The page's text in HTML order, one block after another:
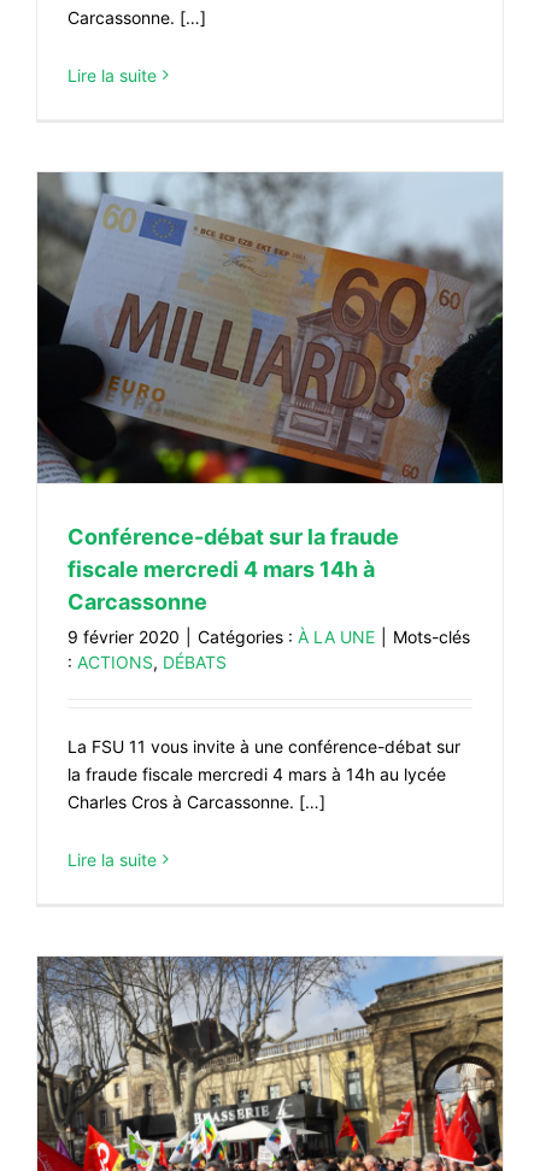
Carcassonne. […]
Lire la suite
Conférence-débat sur la fraude
fiscale mercredi 4 mars 14h à
Carcassonne
9 février 2020 Catégories : À LA UNE
Mots-clés
: ACTIONS, DÉBATS
La FSU 11 vous invite à une conférence-débat sur
la fraude fiscale mercredi 4 mars à 14h au lycée
Charles Cros à Carcassonne. […]
Lire la suite